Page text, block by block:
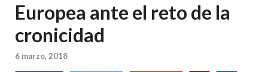
Europea ante el reto de la
cronicidad
6 marzo, 2018